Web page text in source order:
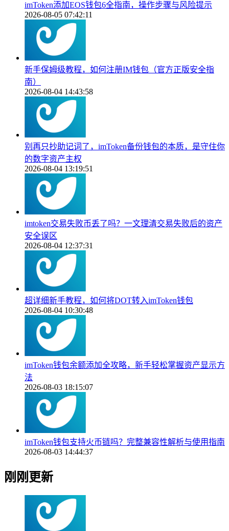
imToken添加EOS钱包6全指南，操作步骤与风险提示
2026-08-05 07:42:11
新手保姆级教程，如何注册IM钱包（官方正版安全指
南）
2026-08-04 14:43:58
别再只抄助记词了，imToken备份钱包的本质，是守住你
的数字资产主权
2026-08-04 13:19:51
imtoken交易失败币丢了吗？一文理清交易失败后的资产
安全误区
2026-08-04 12:37:31
超详细新手教程，如何将DOT转入imToken钱包
2026-08-04 10:30:48
imToken钱包余额添加全攻略，新手轻松掌握资产显示方
法
2026-08-03 18:15:07
imToken钱包支持火币链吗？完整兼容性解析与使用指南
2026-08-03 14:44:37
刚刚更新